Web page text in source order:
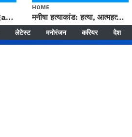
हम सनातनी..." सांसद kangana Ranaut से क्या बोली लड़की? Viral Jantar-Mantar | CJP protest
HOME
मनीषा हत्याकांड: हत्या, आत्महत्या या कोई बड़ा राज? | Full Story | Josh Haryana
लेटेस्ट मनोरंजन करियर देश